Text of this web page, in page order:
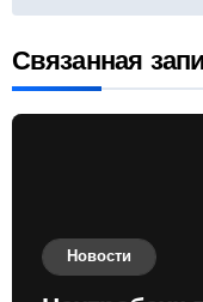
Связанная
Новости